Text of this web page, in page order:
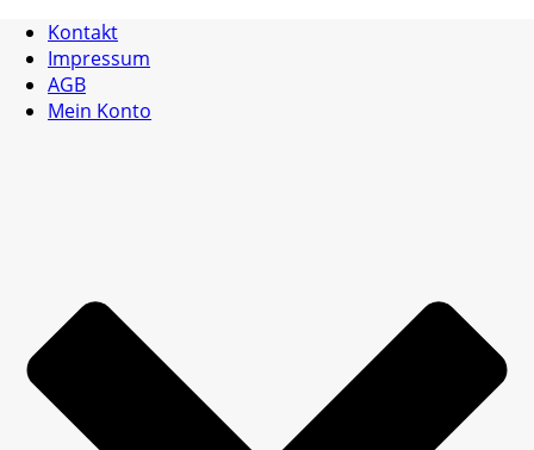
Kontakt
Impressum
AGB
Mein Konto